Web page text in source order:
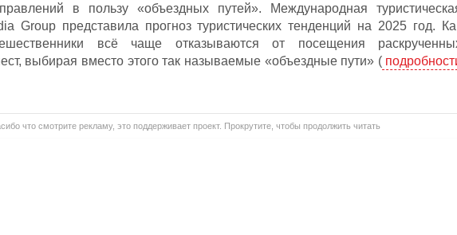
в пользу «объездных путей». Международная
Group представила прогноз туристических тенденций на 2025 год.
всё чаще отказываются от посещения
выбирая вместо этого так называемые «объездные пути» (
что смотрите рекламу, это поддерживает проект. Прокрутите, чтобы продолжить читать